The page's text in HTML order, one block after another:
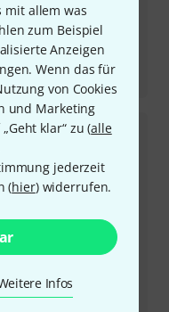
mit allem was
zum Beispiel
Anzeigen
Wenn das für
von Cookies
und Marketing
klar“ zu (alle
jederzeit
(hier) widerrufen.
Infos
5